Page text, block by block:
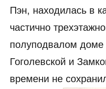
Пэн, находилась в
частично
полуподвалом доме
Гоголевской и
времени не